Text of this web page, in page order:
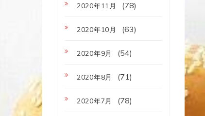
2020年11月 (78)
2020年10月 (63)
2020年9月 (54)
2020年8月 (71)
2020年7月 (78)